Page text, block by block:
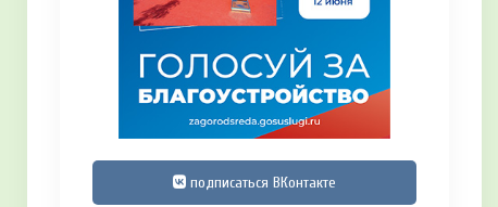
подписаться ВКонтакте